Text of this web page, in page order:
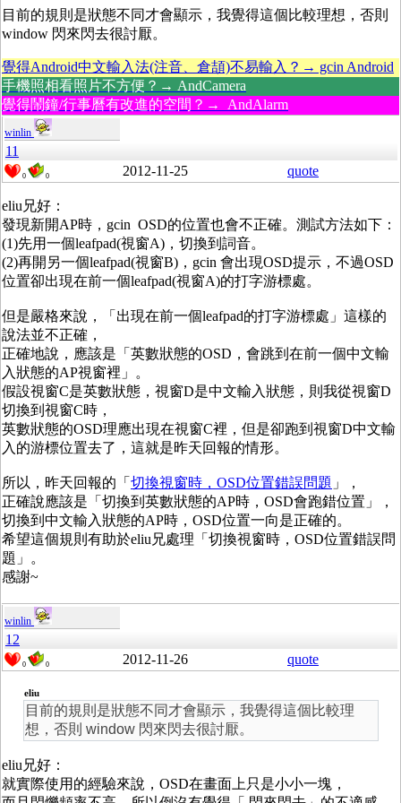
目前的規則是狀態不同才會顯示，我覺得這個比較理想，否則
window 閃來閃去很討厭。
覺得Android中文輸入法(注音、倉頡)不易輸入？→ gcin Android
手機照相看照片不方便？→ AndCamera
覺得鬧鐘/行事曆有改進的空間？→ AndAlarm
winlin
11
0 0 2012-11-25 quote
eliu兄好：
發現新開AP時，gcin OSD的位置也會不正確。測試方法如下：
(1)先用一個leafpad(視窗A)，切換到詞音。
(2)再開另一個leafpad(視窗B)，gcin 會出現OSD提示，不過OSD
位置卻出現在前一個leafpad(視窗A)的打字游標處。
但是嚴格來說，「出現在前一個leafpad的打字游標處」這樣的
說法並不正確，
正確地說，應該是「英數狀態的OSD，會跳到在前一個中文輸
入狀態的AP視窗裡」。
假設視窗C是英數狀態，視窗D是中文輸入狀態，則我從視窗D
切換到視窗C時，
英數狀態的OSD理應出現在視窗C裡，但是卻跑到視窗D中文輸
入的游標位置去了，這就是昨天回報的情形。
所以，昨天回報的「 切換視窗時，OSD位置錯誤問題 」，
正確說應該是「切換到英數狀態的AP時，OSD會跑錯位置」，
切換到中文輸入狀態的AP時，OSD位置一向是正確的。
希望這個規則有助於eliu兄處理「切換視窗時，OSD位置錯誤問
題」。
感謝~
winlin
12
0 0 2012-11-26 quote
eliu
目前的規則是狀態不同才會顯示，我覺得這個比較理
想，否則 window 閃來閃去很討厭。
eliu兄好：
就實際使用的經驗來說，OSD在畫面上只是小小一塊，